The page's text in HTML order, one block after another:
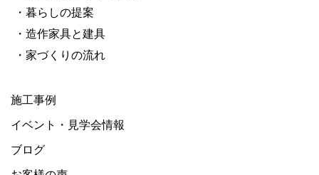
・暮らしの提案
・造作家具と建具
・家づくりの流れ
施工事例
イベント・見学会情報
ブログ